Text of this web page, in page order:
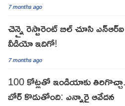
7 months ago
చెన్నై రెస్టారెంట్ బిల్‌ చూసి
వీడియో ఇదిగో!
7 months ago
100 కోట్లతో ఇండియాకు
బోర్ కొడుతోంది: ఎన్నారై ఆవేదన